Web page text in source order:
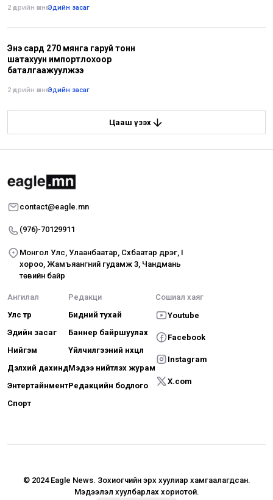
2 өдрийн өмнө•Эдийн засаг
Энэ сард 270 мянга гаруй тонн
шатахуун импортлохоор
баталгаажуулжээ
2 өдрийн өмнө•Эдийн засаг
Цааш үзэх
contact@eagle.mn
(976)-70129911
Монгол Улс, Улаанбаатар, Сүхбаатар дүүрэг, I
хороо, Жамъяангүний гудамж 3, Чандмань
төвийн байр
Ангилал
Улс төр
Эдийн засаг
Нийгэм
Дэлхий дахинд
Энтертайнмент
Спорт
Редакци
Бидний тухай
Баннер байршуулах
Үйлчилгээний нөхцөл
Мэдээ нийтлэх журам
Редакцийн бодлого
Сошиал хаяг
Youtube
Facebook
Instagram
X.com
© 2024 Eagle News. Зохиогчийн эрх хуулиар хамгаалагдсан.
Мэдээлэл хуулбарлах хориотой.